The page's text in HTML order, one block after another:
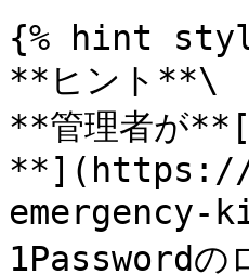
{% hint
**ヒント**\
**管理者が
**](https://
emergency-
1Passwordの